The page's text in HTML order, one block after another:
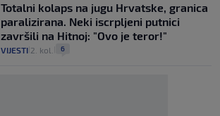
Totalni kolaps na jugu Hrvatske, granica
paralizirana. Neki iscrpljeni putnici
završili na Hitnoj: "Ovo je teror!"
VIJESTI 2. kol. 6